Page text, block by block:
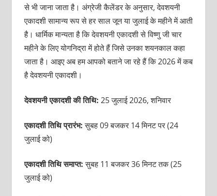
से भी जाना जाता है। अंग्रेजी कैलेंडर के अनुसार, देवशयनी
एकादशी सामान्य रूप से हर साल जून या जुलाई के महीने में आती
है। धार्मिक मान्यता है कि देवशयनी एकादशी से विष्णु जी चार
महीने के लिए योगनिद्रा में होते हैं जिसे उनका शयनकाल कहा
जाता है। आइए अब हम आपको बताने जा रहे हैं कि 2026 में कब
है देवशयनी एकादशी।
देवशयनी एकादशी की तिथि: 25 जुलाई 2026, शनिवार
एकादशी तिथि प्रारंभ:सुबह 09 बजकर 14 मिनट पर (24
जुलाई को)
एकादशी तिथि समाप्त:सुबह 11 बजकर 36 मिनट तक (25
जुलाई को)